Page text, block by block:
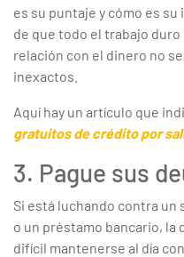
es su puntaje y cómo es
de que todo el trabajo
relación con el dinero no
inexactos.
Aquí hay un artículo que
gratuitos de crédito por
3. Pague sus
Si está luchando contra
o un préstamo bancario, la
difícil mantenerse al día